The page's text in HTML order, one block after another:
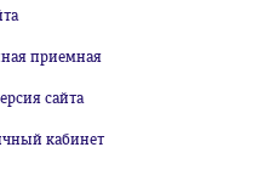
приемная
сайта
кабинет